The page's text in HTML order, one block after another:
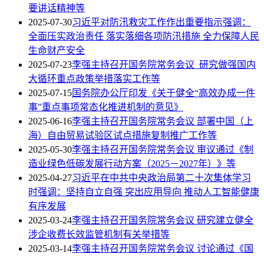
要讲话精神等
2025-07-30习近平对防汛救灾工作作出重要指示强调：
全面压实政治责任 落实落细各项防汛措施 全力保障人民
生命财产安全
2025-07-23李强主持召开国务院常务会议 研究做强国内
大循环重点政策举措落实工作等
2025-07-15国务院办公厅印发《关于健全“高效办成一件
事”重点事项常态化推进机制的意见》
2025-06-16李强主持召开国务院常务会议 部署中国（上
海）自由贸易试验区试点措施复制推广工作等
2025-05-30李强主持召开国务院常务会议 审议通过《制
造业绿色低碳发展行动方案（2025－2027年）》等
2025-04-27习近平在中共中央政治局第二十次集体学习
时强调：坚持自立自强 突出应用导向 推动人工智能健康
有序发展
2025-03-24李强主持召开国务院常务会议 研究建立健全
涉企收费长效监管机制有关举措等
2025-03-14李强主持召开国务院常务会议 讨论通过《国